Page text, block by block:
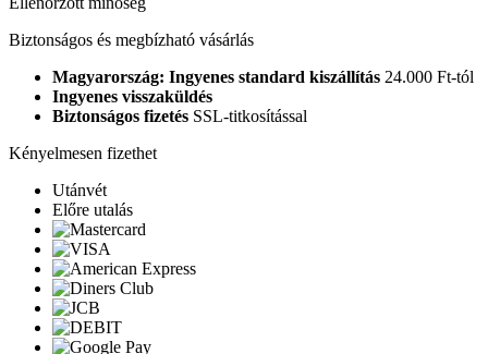
Biztonságos és megbízható vásárlás
Magyarország: Ingyenes standard kiszállítás 24.000 Ft-tól
Ingyenes visszaküldés
Biztonságos fizetés SSL-titkosítással
Kényelmesen fizethet
Utánvét
Előre utalás